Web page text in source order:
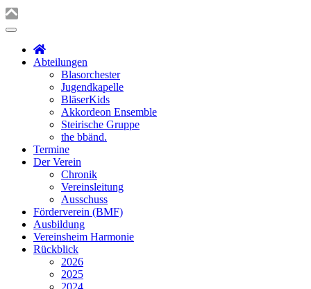
Abteilungen
Blasorchester
Jugendkapelle
BläserKids
Akkordeon Ensemble
Steirische Gruppe
the bbänd.
Termine
Der Verein
Chronik
Vereinsleitung
Ausschuss
Förderverein (BMF)
Ausbildung
Vereinsheim Harmonie
Rückblick
2026
2025
2024